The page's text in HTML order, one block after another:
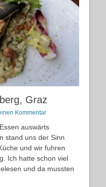
Graz
Kommentar
auswärts
stand uns der Sinn
und wir fuhren
Ich hatte schon viel
und da mussten